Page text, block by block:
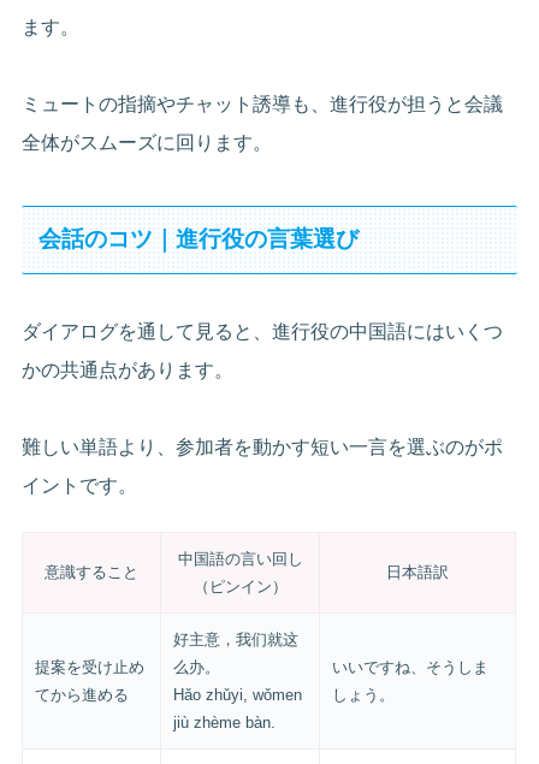
ます。
ミュートの指摘やチャット誘導も、進行役が担うと会議
全体がスムーズに回ります。
会話のコツ｜進行役の言葉選び
ダイアログを通して見ると、進行役の中国語にはいくつ
かの共通点があります。
難しい単語より、参加者を動かす短い一言を選ぶのがポ
イントです。
意識すること
中国語の言い回し
（ピンイン）
日本語訳
提案を受け止め
てから進める
好主意，我们就这
么办。
Hǎo zhǔyi, wǒmen
jiù zhème bàn.
いいですね、そうしま
しょう。